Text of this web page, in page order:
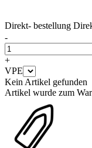
Direkt- bestellung
-
+
VPE
Kein Artikel gefunden
Artikel wurde zum